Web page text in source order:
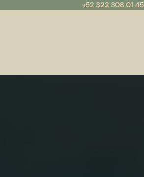
+52 322 308 01 45